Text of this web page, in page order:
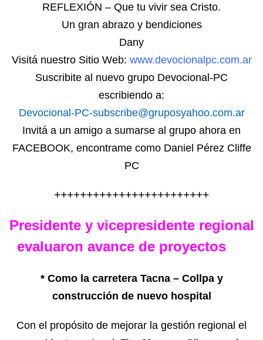
REFLEXIÓN – Que tu vivir sea Cristo.
Un gran abrazo y bendiciones
Dany
Visitá nuestro Sitio Web: www.devocionalpc.com.ar
Suscribite al nuevo grupo Devocional-PC
escribiendo a:
Devocional-PC-subscribe@gruposyahoo.com.ar
Invitá a un amigo a sumarse al grupo ahora en
FACEBOOK, encontrame como Daniel Pérez Cliffe
PC
++++++++++++++++++++++++
Presidente y vicepresidente regional
evaluaron avance de proyectos
* Como la carretera Tacna – Collpa y
construcción de nuevo hospital
Con el propósito de mejorar la gestión regional el